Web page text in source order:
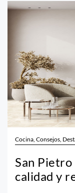
Cocina, Consejos,
San
calidad y